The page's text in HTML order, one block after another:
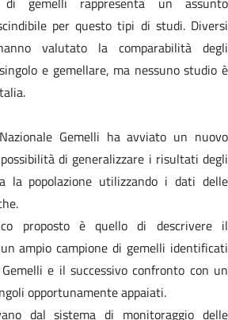
per questo tipi di studi. Diversi
valutato la comparabilità degli
e gemellare, ma nessuno studio è
Gemelli ha avviato un nuovo
di generalizzare i risultati degli
la popolazione utilizzando i dati delle
proposto è quello di descrivere il
ampio campione di gemelli identificati
e il successivo confronto con un
opportunamente appaiati.
dal sistema di monitoraggio delle